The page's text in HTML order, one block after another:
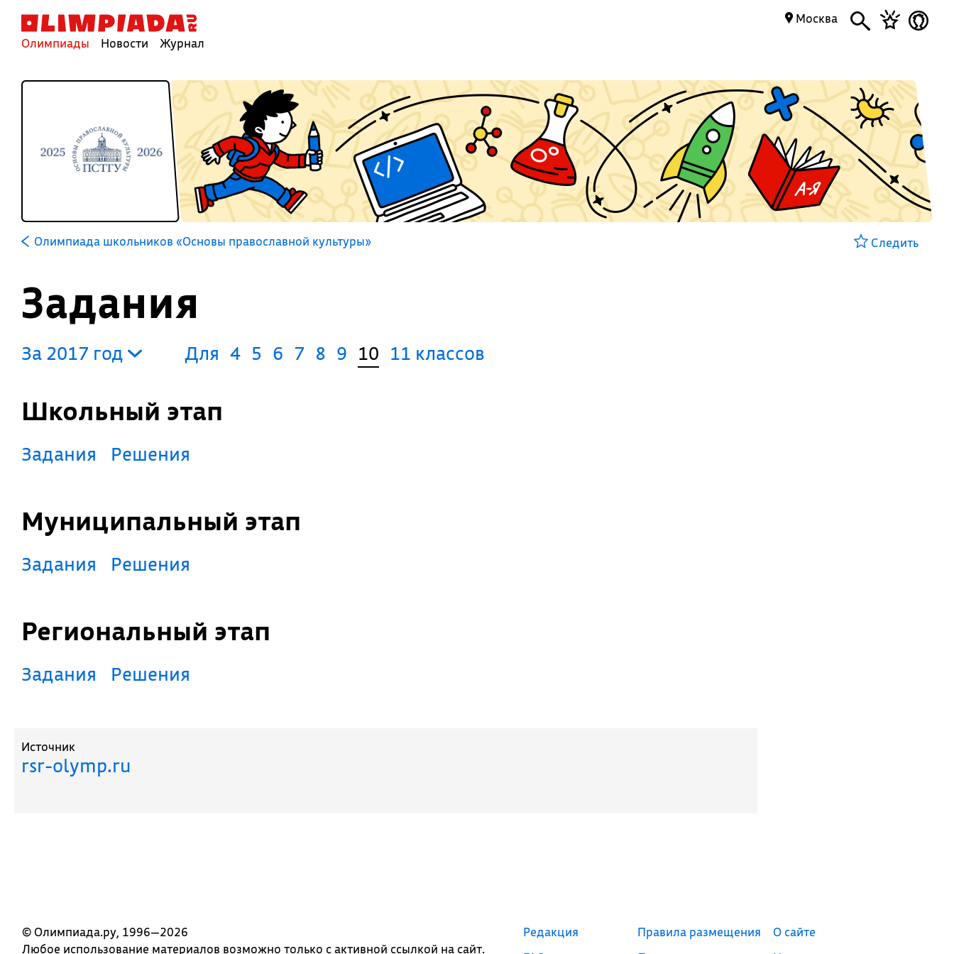
Олимпиады Новости Журнал
Москва
Олимпиада школьников «Основы православной культуры» Следить
Задания
За 2017 год Для 4 5 6 7 8 9 10 11 классов
Школьный этап
Задания Решения
Муниципальный этап
Задания Решения
Региональный этап
Задания Решения
Источник
rsr-olymp.ru
© Олимпиада.ру, 1996—2026
Любое использование материалов возможно только с активной ссылкой на сайт.
Редакция
Правила размещения
О сайте